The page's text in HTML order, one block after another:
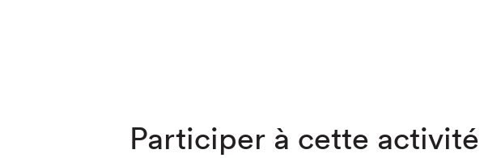
Participer à cette activité